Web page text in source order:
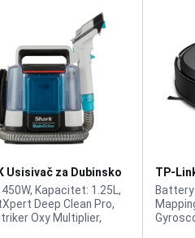
Usisivač za Dubinsko
StainStriker
Kapacitet: 1.25L,
Deep Clean Pro,
Oxy Multiplier,
TP-
Robot